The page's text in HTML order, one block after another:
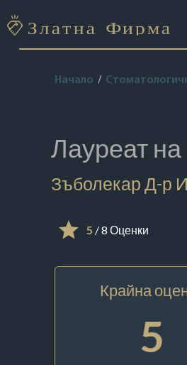
Начало
Лауреат на
Зъболекар Д-р
5 / 8 Оценки
Крайна
5